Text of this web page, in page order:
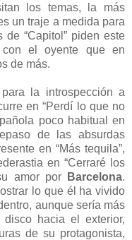
los temas, la más
un traje a medida para
“Capitol” piden este
el oyente que en
de más.
la introspección a
en “Perdí lo que no
poco habitual en
de las absurdas
en “Más tequila”,
en “Cerraré los
amor por
Barcelona.
lo que él ha vivido
aunque sería más
hacia el exterior,
de su protagonista,